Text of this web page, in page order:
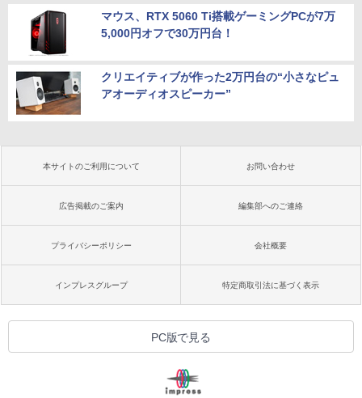
マウス、RTX 5060 Ti搭載ゲーミングPCが7万
5,000円オフで30万円台！
クリエイティブが作った2万円台の“小さなピュ
アオーディオスピーカー”
本サイトのご利用について お問い合わせ
広告掲載のご案内 編集部へのご連絡
プライバシーポリシー 会社概要
インプレスグループ 特定商取引法に基づく表示
PC版で見る